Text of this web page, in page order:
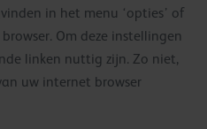
in het menu ‘opties’ of
Om deze instellingen
linken nuttig zijn. Zo niet,
uw internet browser